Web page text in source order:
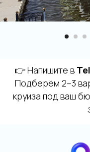
👉 Напишите в
Подберём 2–3
круиза под ваш